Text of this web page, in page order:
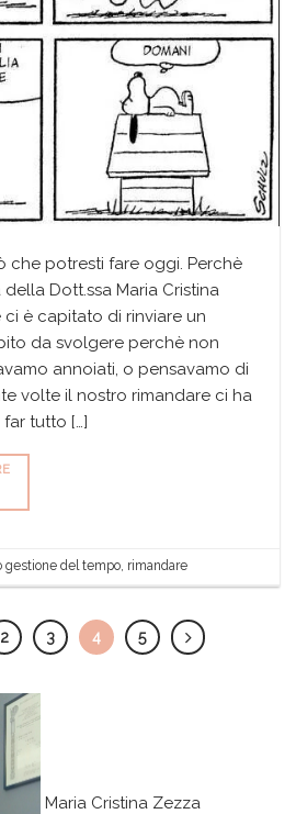
che potresti fare oggi. Perchè
Dott.ssa Maria Cristina
è capitato di rinviare un
da svolgere perchè non
annoiati, o pensavamo di
volte il nostro rimandare ci ha
tutto […]
gestione del tempo, rimandare
2 3 4 5
Maria Cristina Zezza